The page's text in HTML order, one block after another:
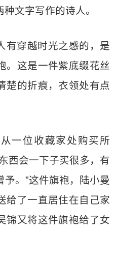
文字写作的诗人。
有穿越时光之感的，是
。这是一件紫底缀花丝
楚的折痕，衣领处有点
一位收藏家处购买所
西会一下子买很多，有
。”这件旗袍，陆小曼
给了一直居住在自己家
锦又将这件旗袍给了女